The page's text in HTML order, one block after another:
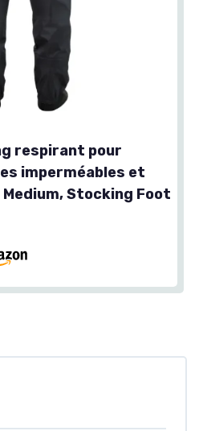
respirant pour
imperméables et
Medium, Stocking Foot